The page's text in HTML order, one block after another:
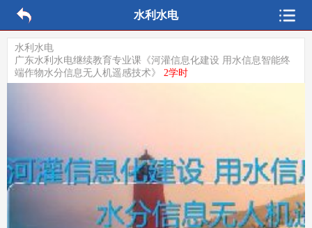
水利水电
水利水电
广东水利水电继续教育专业课《河灌信息化建设 用水信息智能终
端作物水分信息无人机遥感技术》 2学时